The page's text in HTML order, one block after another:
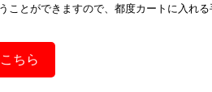
プ
ことができますので、都度カートに入れ
ちら